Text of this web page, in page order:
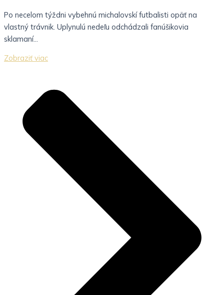
Po necelom týždni vybehnú michalovskí futbalisti opäť na
vlastný trávnik. Uplynulú nedeľu odchádzali fanúšikovia
sklamaní...
Zobraziť viac